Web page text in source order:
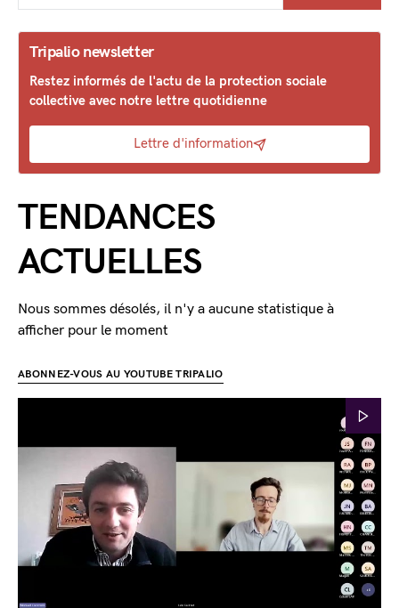
Tripalio newsletter
Restez informés de l'actu de la protection sociale
collective avec notre lettre quotidienne
Lettre d'information
TENDANCES
ACTUELLES
Nous sommes désolés, il n'y a aucune statistique à
afficher pour le moment
ABONNEZ-VOUS AU YOUTUBE TRIPALIO